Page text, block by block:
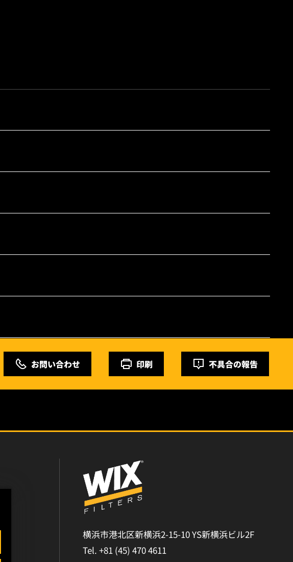
お問い合わせ 印刷 不具合の報告
横浜市港北区新横浜2-15-10 YS新横浜ビル2F
Tel. +81 (45) 470 4611